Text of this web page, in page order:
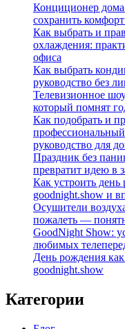
Конциционер
сохранить
Как выбрать и
охлаждения:
офиса
Как выбрать
руководство без
Телевизионное
который помнят
Как подобрать и
руководство для
Праздник без
превратит идею в
Как устроить
goodnight.show и
Осушители
пожалеть —
GoodNight Show:
любимых
День рождения
goodnight.show
Категории